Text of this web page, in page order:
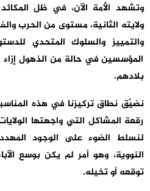
وتشهد الأمة الآن، في ظل
ولايته الثانية، مستوى من الحرب
والتمييز والسلوك المتحدي
المؤسسين في حالة من الذهول إزاء
بلادهم.
نضيّق نطاق تركيزنا في هذه
رقعة المشاكل التي واجهتها
لنسلط الضوء على الوجود المهدد
النووية، وهو أمر لم يكن بوسع
توقعه أو تخيله.